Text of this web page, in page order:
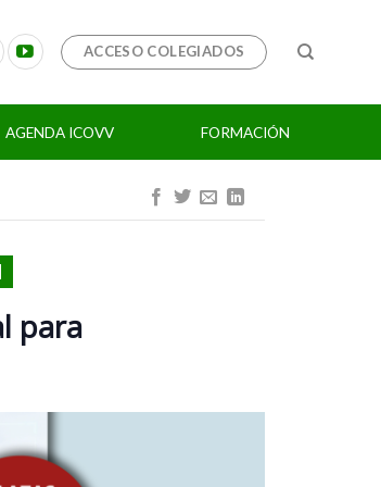
ACCESO COLEGIADOS
AGENDA ICOVV FORMACIÓN
para